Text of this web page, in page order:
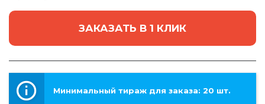
ЗАКАЗАТЬ В 1 КЛИК
Минимальный тираж для заказа: 20 шт.